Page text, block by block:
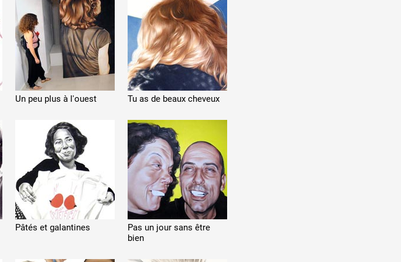
Un peu plus à l'ouest Tu as de beaux cheveux
Pâtés et galantines
Pas un jour sans être
bien